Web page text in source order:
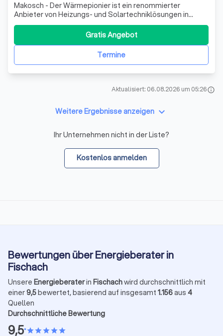
Makosch - Der Wärmepionier ist ein renommierter
Anbieter von Heizungs- und Solartechniklösungen in
Deutschland. Mit unserer Expertise und unserem
Engagement für erneuerbare Energien haben wir uns als
vertrauenswürdiger Partner für Hausbesitzer etabliert, die
nach effizienten und umweltfreundlichen H
Termine
Gratis Angebot
Aktualisiert: 06.08.2026 um 05:26info
Weitere Ergebnisse anzeigen keyboard_arrow_down
Ihr Unternehmen nicht in der Liste?
Kostenlos anmelden
Bewertungen über Energieberater in
Fischach
Unsere Energieberaterin Fischachwird durchschnittlich mit
einer9,5bewertet, basierend auf insgesamt 1.156aus 4
Quellen
Durchschnittliche Bewertung
9,5•starstarstarstarstar